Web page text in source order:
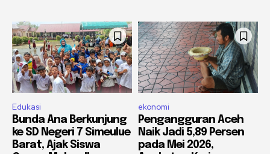
Edukasi
Bunda Ana Berkunjung
ke SD Negeri 7 Simeulue
Barat, Ajak Siswa
ekonomi
Pengangguran Aceh
Naik Jadi 5,89 Persen
pada Mei 2026,